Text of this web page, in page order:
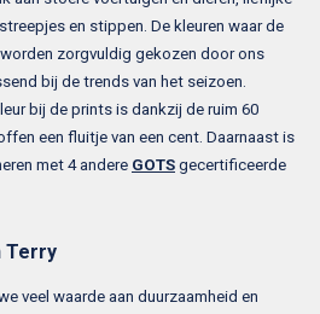
en stippen. De kleuren waar de
zorgvuldig gekozen door ons
bij de trends van het seizoen.
bij de prints is dankzij de ruim 60
een fluitje van een cent. Daarnaast is
met 4 andere GOTS gecertificeerde
Terry
veel waarde aan duurzaamheid en